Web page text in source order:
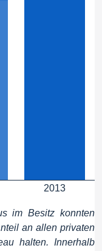
2013
im Besitz konnten
an allen privaten
halten. Innerhalb